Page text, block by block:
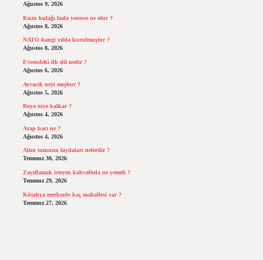
Ağustos 9, 2026
Kuzu kulağı fazla yenirse ne olur ?
Ağustos 8, 2026
NATO hangi yılda kurulmuştur ?
Ağustos 8, 2026
Evrendeki ilk dil nedir ?
Ağustos 6, 2026
Ayvacık neyi meşhur ?
Ağustos 5, 2026
Boya niye kalkar ?
Ağustos 4, 2026
Arap bacı ne ?
Ağustos 4, 2026
Altın tozunun faydaları nelerdir ?
Temmuz 30, 2026
Zayıflamak isteyen kahvaltıda ne yemeli ?
Temmuz 29, 2026
Kütahya merkezde kaç mahallesi var ?
Temmuz 27, 2026